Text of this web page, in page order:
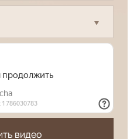
видео